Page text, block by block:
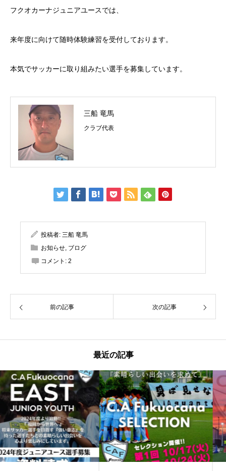
フクオカーナジュニアユースでは、
来年度に向けて随時体験練習を受付しております。
本気でサッカーに取り組みたい選手を募集しています。
三船 竜馬
クラブ代表
投稿者: 三船 竜馬
お知らせ, ブログ
コメント: 2
前の記事 次の記事
最近の記事